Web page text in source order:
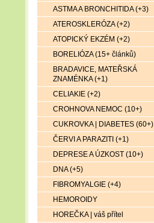
ASTMA A BRONCHITIDA (+3)
ATEROSKLERÓZA (+2)
ATOPICKÝ EKZÉM (+2)
BORELIÓZA (15+ článků)
BRADAVICE, MATEŘSKÁ
ZNAMÉNKA (+1)
CELIAKIE (+2)
CROHNOVA NEMOC (10+)
CUKROVKA | DIABETES (60+)
ČERVI A PARAZITI (+1)
DEPRESE A ÚZKOST (10+)
DNA (+5)
FIBROMYALGIE (+4)
HEMOROIDY
HOREČKA | váš přítel